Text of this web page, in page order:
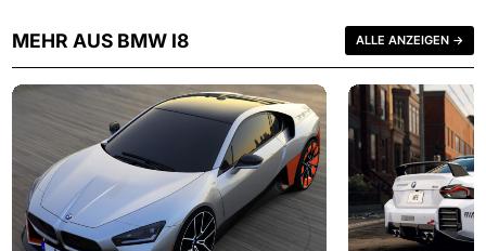
MEHR AUS BMW I8 ALLE ANZEIGEN →